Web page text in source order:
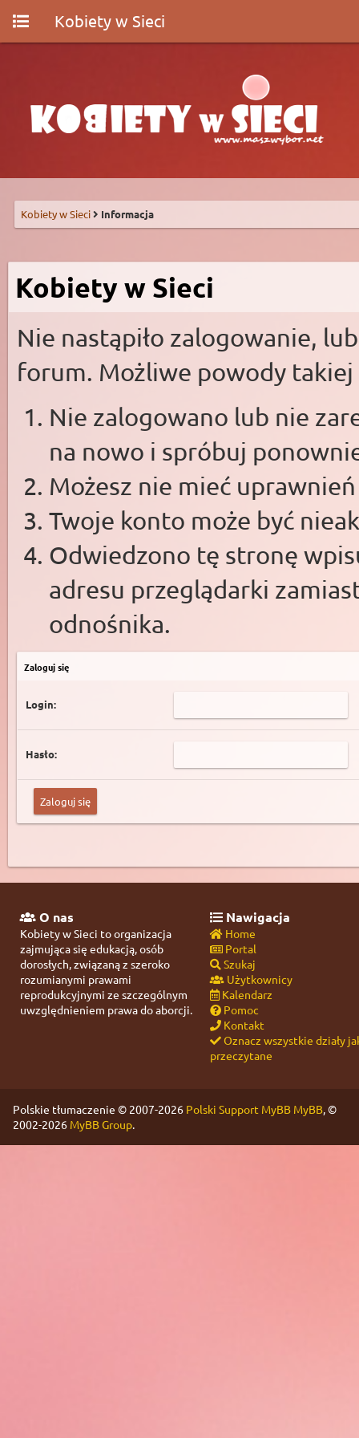
Kobiety w Sieci
Kobiety w Sieci Informacja
Kobiety w Sieci
Nie nastąpiło zalogowanie,
forum. Możliwe powody takiej
Nie zalogowano lub nie
na nowo i spróbuj
Możesz nie mieć
Twoje konto może być
Odwiedzono tę stronę
adresu przeglądarki
odnośnika.
Zaloguj się
Login:
Hasło:
O nas
Kobiety w Sieci to organizacja
zajmująca się edukacją, osób
dorosłych, związaną z szeroko
rozumianymi prawami
reprodukcyjnymi ze szczególnym
uwzględnieniem prawa do aborcji.
Nawigacja
Home
Portal
Szukaj
Użytkownicy
Kalendarz
Pomoc
Kontakt
Oznacz wszystkie działy
przeczytane
Polskie tłumaczenie © 2007-2026 Polski Support MyBB MyBB, ©
2002-2026 MyBB Group.